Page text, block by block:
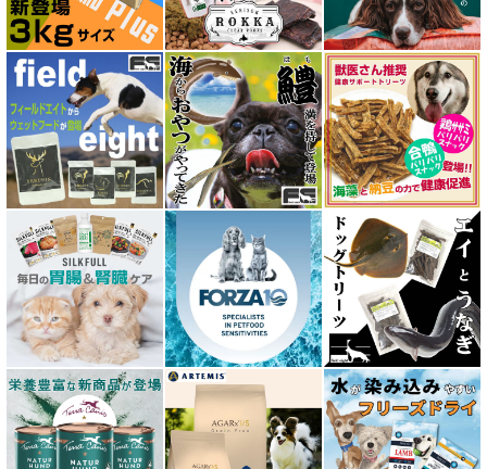
イティ iti
ウェルネス ヘルシーバランス
ウルフブラット WOLFSBLUT
エーワン AWAN DOG FOOD
エーにゃん Anyan 猫用おやつ
エクイリブリア EQUILIBRIA
エンパイア EMPIRE
オージー ラム プラス Aussie Lamb Plus
カントリーロード Country Roads